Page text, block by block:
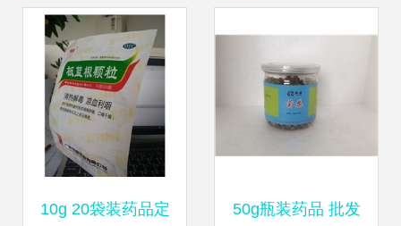
脉搏
10g 20袋装药品定 50g瓶装药品 批发